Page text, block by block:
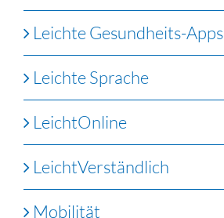
Leichte Gesundheits-Apps
Leichte Sprache
LeichtOnline
LeichtVerständlich
Mobilität